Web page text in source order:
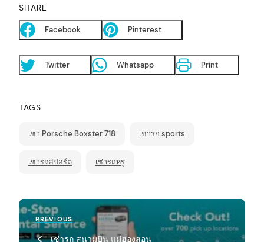
SHARE
Facebook Pinterest
Twitter Whatsapp Print
TAGS
เช่า Porsche Boxster 718 เช่ารถ sports
เช่ารถสปอร์ต เช่ารถหรู
P
o
Previous
Post
PREVIOUS
เช่ารถ สนามบิน แม่ฮ่องสอน